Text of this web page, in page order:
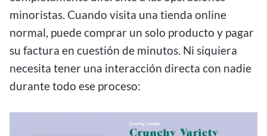
minoristas. Cuando visita una tienda online
normal, puede comprar un solo producto y pagar
su factura en cuestión de minutos. Ni siquiera
necesita tener una interacción directa con nadie
durante todo ese proceso: